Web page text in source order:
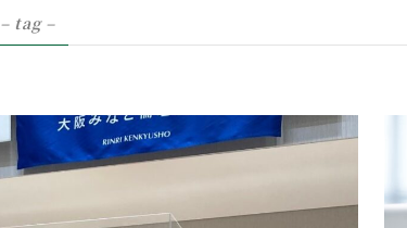
– tag –